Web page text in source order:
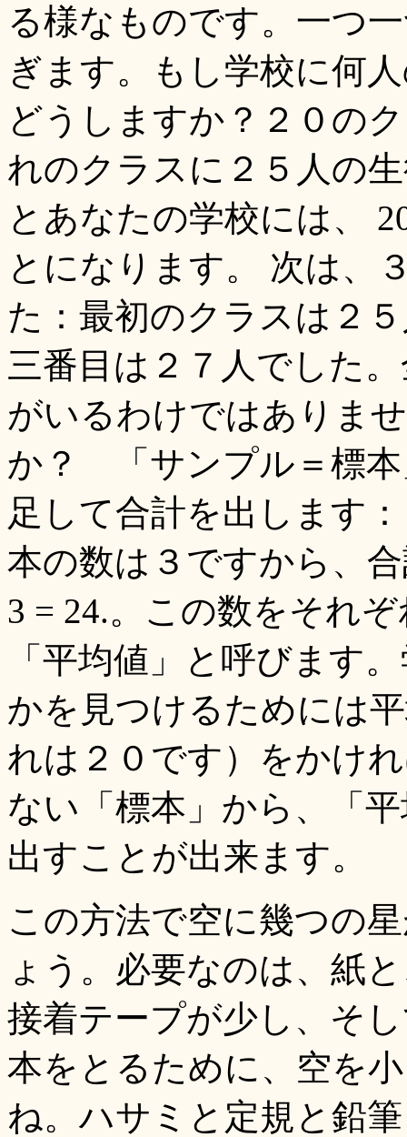
る様なものです。一つ
ぎます。もし学校に何
どうしますか？２０の
れのクラスに２５人の
とあなたの学校には、
とになります。 次は、
た：最初のクラスは２
三番目は２７人でした
がいるわけではありま
か？ 「サンプル＝標本
足して合計を出します
本の数は３ですから、
3 = 24.。この数をそれ
「平均値」と呼びます
かを見つけるためには
れは２０です）をかけ
ない「標本」から、「
出すことが出来ます。
この方法で空に幾つの
ょう。必要なのは、紙
接着テープが少し、そ
本をとるために、空を
ね。ハサミと定規と鉛